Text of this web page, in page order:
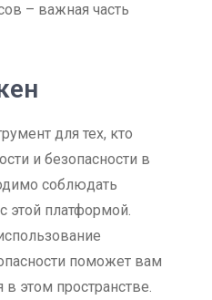
– важная часть
для тех, кто
и безопасности в
соблюдать
этой платформой.
поможет вам
этом пространстве.